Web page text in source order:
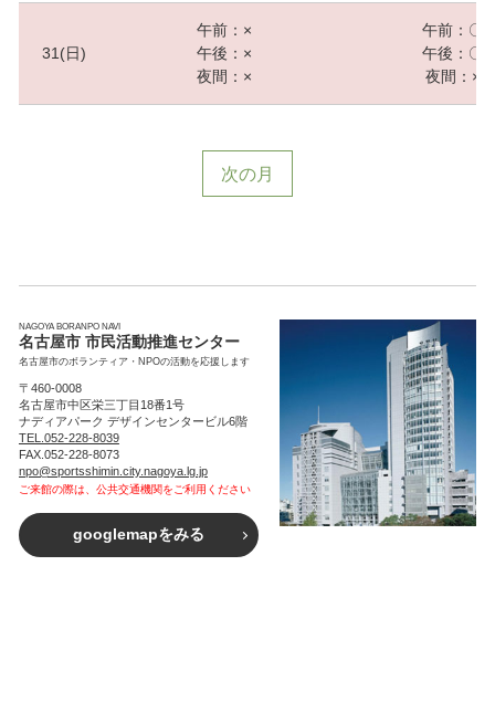
31(日)
午前：×
午後：×
夜間：×
午前：〇
午後：〇
夜間：×
次の月
NAGOYA BORANPO NAVI
名古屋市 市民活動推進センター
名古屋市のボランティア・NPOの活動を応援します
〒460-0008
名古屋市中区栄三丁目18番1号
ナディアパーク デザインセンタービル6階
TEL.052-228-8039
FAX.052-228-8073
npo@sportsshimin.city.nagoya.lg.jp
ご来館の際は、公共交通機関をご利用ください
googlemapをみる